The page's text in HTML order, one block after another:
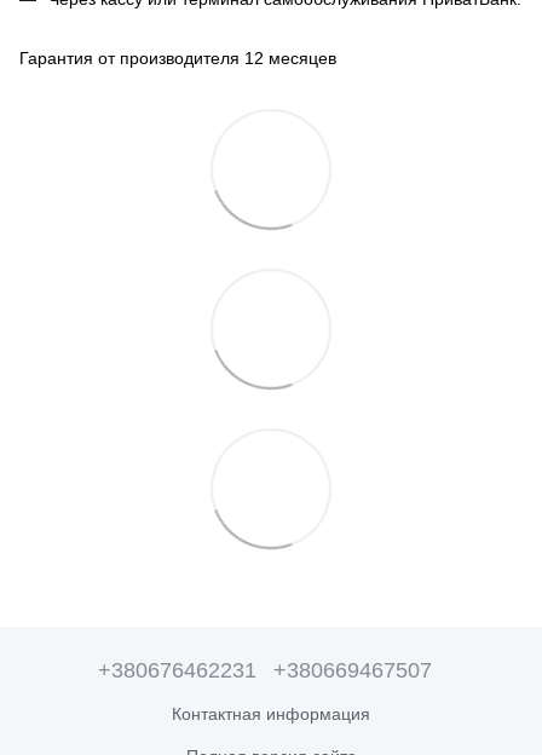
Гарантия от производителя 12 месяцев
+380676462231 +380669467507
Контактная информация